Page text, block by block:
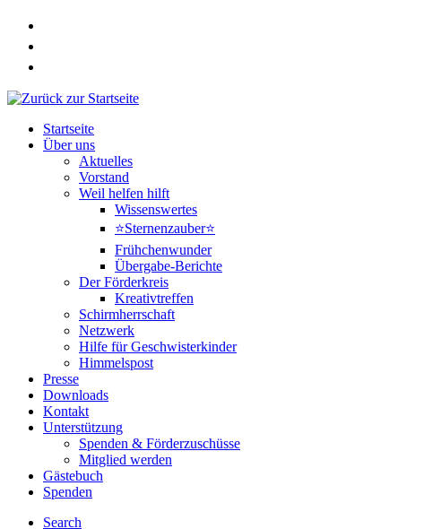
Zum
springen
Startseite
Über uns
Aktuelles
Vorstand
Weil helfen hilft
Wissenswertes
⭐Sternenzauber⭐
Frühchenwunder
Übergabe-Berichte
Der Förderkreis
Kreativtreffen
Schirmherrschaft
Netzwerk
Hilfe für Geschwisterkinder
Himmelspost
Presse
Downloads
Kontakt
Unterstützung
Spenden & Förderzuschüsse
Mitglied werden
Gästebuch
Spenden
Search